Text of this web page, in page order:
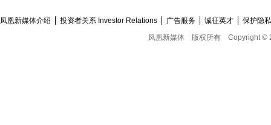
凤凰新媒体介绍 投资者关系 Investor Relations 广告服务 诚征英才
保护隐
凤凰新媒体
版权所有 Copyright ©